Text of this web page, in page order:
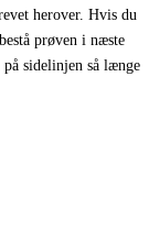
herover. Hvis du
prøven i næste
sidelinjen så længe